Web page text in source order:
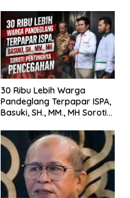
30 Ribu Lebih Warga
Pandeglang Terpapar ISPA,
Basuki, SH., MM., MH Soroti